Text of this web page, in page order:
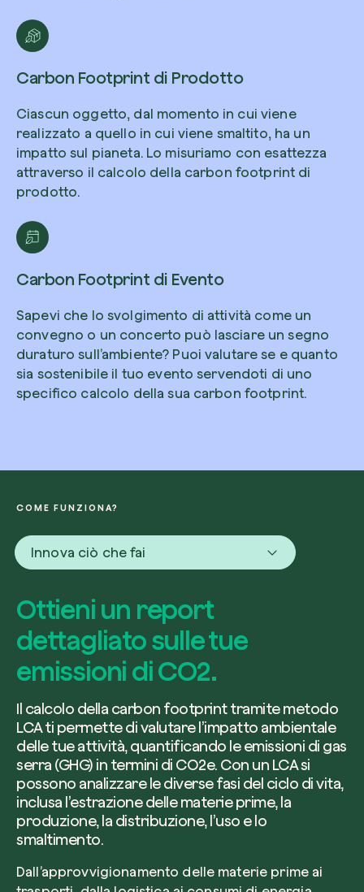
Carbon Footprint di Prodotto
Ciascun oggetto, dal momento in cui viene
realizzato a quello in cui viene smaltito, ha un
impatto sul pianeta. Lo misuriamo con esattezza
attraverso il calcolo della carbon footprint di
prodotto.
Carbon Footprint di Evento
Sapevi che lo svolgimento di attività come un
convegno o un concerto può lasciare un segno
duraturo sull’ambiente? Puoi valutare se e quanto
sia sostenibile il tuo evento servendoti di uno
specifico calcolo della sua carbon footprint.
COME FUNZIONA?
Innova ciò che fai
Ottieni un report
dettagliato sulle tue
emissioni di CO2.
Il calcolo della carbon footprint tramite metodo
LCA ti permette di valutare l’impatto ambientale
delle tue attività, quantificando le emissioni di gas
serra (GHG) in termini di CO2e. Con un LCA si
possono analizzare le diverse fasi del ciclo di vita,
inclusa l’estrazione delle materie prime, la
produzione, la distribuzione, l’uso e lo
smaltimento.
Dall’approvvigionamento delle materie prime ai